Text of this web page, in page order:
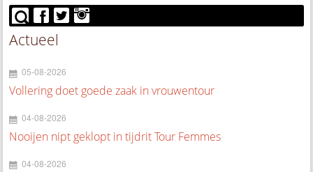
Actueel
05-08-2026
Vollering doet goede zaak in vrouwentour
04-08-2026
Nooijen nipt geklopt in tijdrit Tour Femmes
04-08-2026